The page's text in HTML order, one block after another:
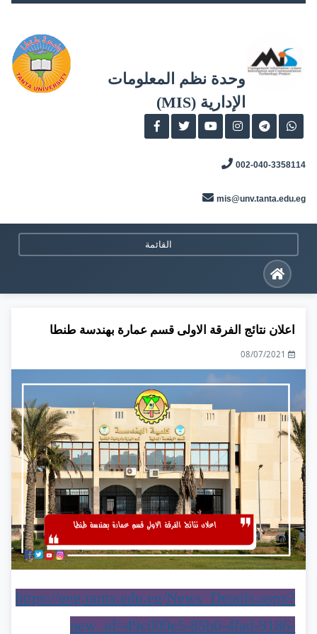
وحدة نظم المعلومات
الإدارية (MIS)
002-040-3358114
mis@unv.tanta.edu.eg
القائمة
اعلان نتائج الفرقة الاولى قسم عمارة بهندسة طنطا
08/07/2021
https://eng.tanta.edu.eg/News_Details.aspx?
new_id=49c009e5-85b0-4fad-9186-